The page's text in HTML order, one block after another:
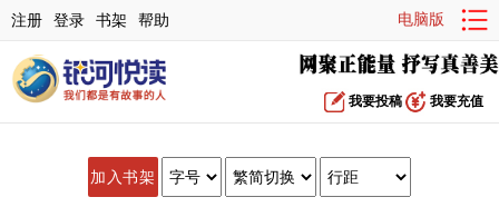
注册 登录 书架 帮助 电脑版
我要投稿 我要充值
加入书架